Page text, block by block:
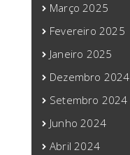
Março 2025
Fevereiro 2025
Janeiro 2025
Dezembro 2024
Setembro 2024
Junho 2024
Abril 2024